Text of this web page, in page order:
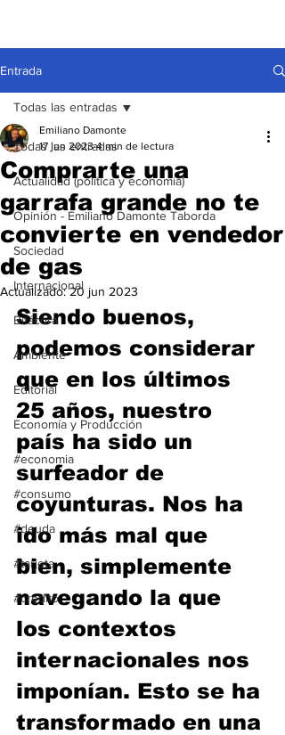
Entrada
Todas las entradas
Actualidad (política y economía)
Opinión - Emiliano Damonte Taborda
Sociedad
Internacional
Bitácora
Ambiente
Editorial
Economía y Producción
#economia
#consumo
#deuda
#tarjeta
#credito
Todas las entradas
Comprarte una
garrafa grande no te
convierte en vendedor
de gas
Emiliano Damonte
17 jun 2023 4 min de lectura
Actualizado:20 jun 2023
Siendo buenos,
podemos considerar
que en los últimos
25 años, nuestro
país ha sido un
surfeador de
coyunturas. Nos ha
ido más mal que
bien, simplemente
navegando la que
los contextos
internacionales nos
imponían. Esto se ha
transformado en una